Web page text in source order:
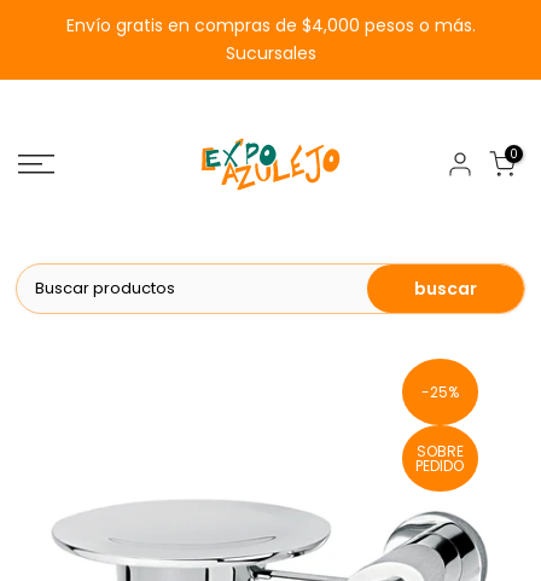
contenido
Envío gratis en compras de $4,000 pesos o más.
Sucursales
0
buscar
-25%
SOBRE
PEDIDO